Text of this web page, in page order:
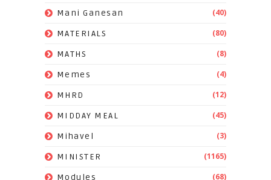
Mani Ganesan (40)
MATERIALS (80)
MATHS (8)
Memes (4)
MHRD (12)
MIDDAY MEAL (45)
Mihavel (3)
MINISTER (1165)
Modules (68)